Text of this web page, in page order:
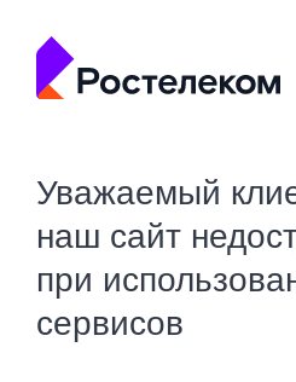
Уважаемый
наш сайт
при
сервисов